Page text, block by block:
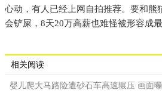
心动，有人已经上网自拍推荐。要和熊
会铲屎，8天20万高薪也难怪被形容成最
相关阅读
婴儿爬大马路险遭砂石车高速辗压 画面